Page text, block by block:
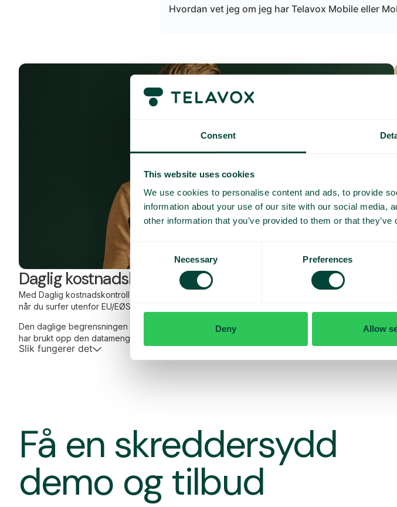
Consent
This website uses cookies
We use cookies to personalise content and ads, to provide
information about your use of our site with our social media,
other information that you’ve provided to them or that
Consent
Selection
Necessary Preferences
Deny Allow
Hvordan vet jeg om jeg har Telavox Mobile eller
Daglig kostnadskontroll
Med Daglig kostnadskontroll kan du som kunde ha bedre oversikt over dine daglige kostnader
når du surfer utenfor EU/EØS.
Den daglige begrensningen har en viss mengde data til en forhåndsbestemt makspris. Når du
har brukt opp den datamengden, får du en SMS og har mulighet til å kjøpe mer data ved behov.
Slik fungerer det
Få en skreddersydd
demo og tilbud